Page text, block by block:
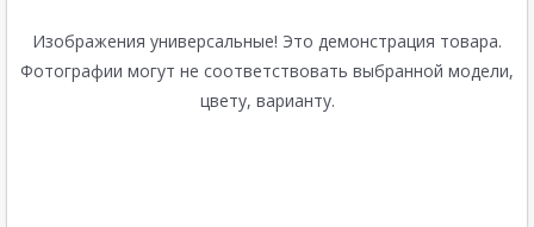
Изображения универсальные! Это демонстрация товара.
Фотографии могут не соответствовать выбранной модели,
цвету, варианту.